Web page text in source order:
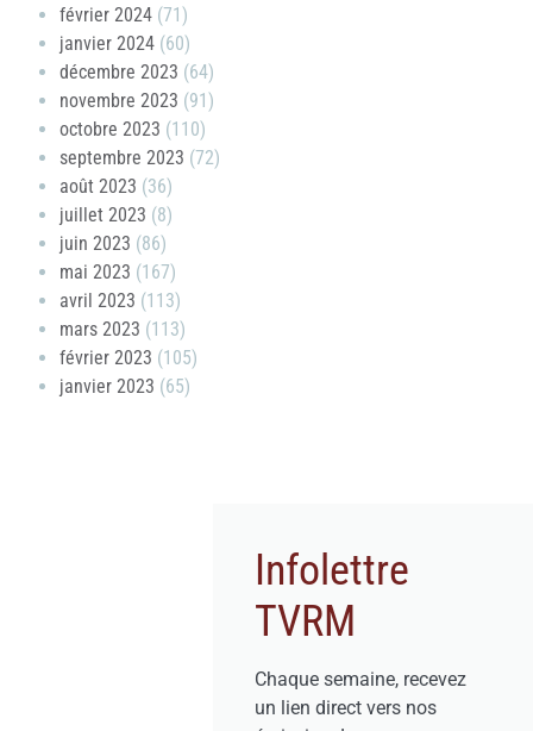
février 2024 (71)
janvier 2024 (60)
décembre 2023 (64)
novembre 2023 (91)
octobre 2023 (110)
septembre 2023 (72)
août 2023 (36)
juillet 2023 (8)
juin 2023 (86)
mai 2023 (167)
avril 2023 (113)
mars 2023 (113)
février 2023 (105)
janvier 2023 (65)
Infolettre
TVRM
Chaque semaine, recevez
un lien direct vers nos